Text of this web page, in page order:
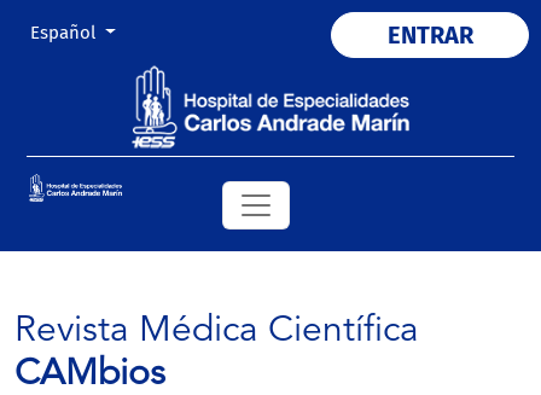
Cambiar el idioma. El actual es:
Español ENTRAR
Revista Médica Científica
CAMbios